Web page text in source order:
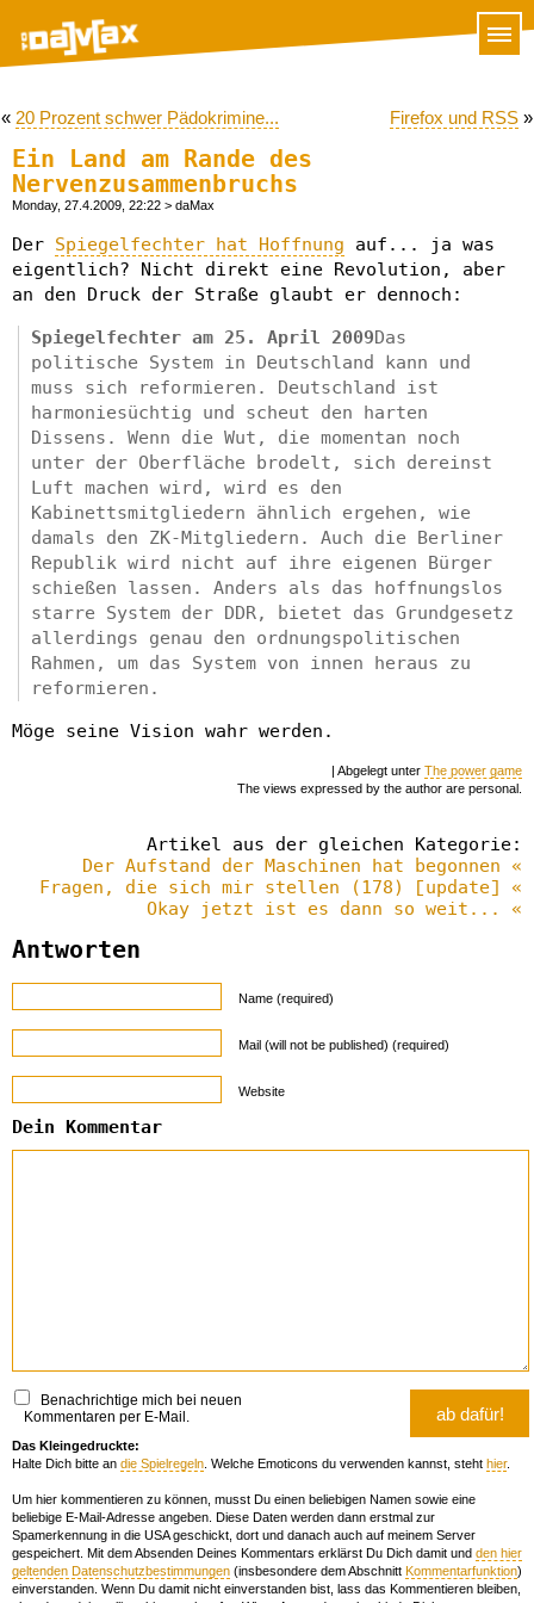
« 20 Prozent schwer Pädokrimine... Firefox und RSS »
Ein Land am Rande des
Nervenzusammenbruchs
Monday, 27.4.2009, 22:22 > daMax
Der Spiegelfechter hat Hoffnung auf... ja was
eigentlich? Nicht direkt eine Revolution, aber
an den Druck der Straße glaubt er dennoch:
Spiegelfechter am 25. April 2009Das
politische System in Deutschland kann und
muss sich reformieren. Deutschland ist
harmoniesüchtig und scheut den harten
Dissens. Wenn die Wut, die momentan noch
unter der Oberfläche brodelt, sich dereinst
Luft machen wird, wird es den
Kabinettsmitgliedern ähnlich ergehen, wie
damals den ZK-Mitgliedern. Auch die Berliner
Republik wird nicht auf ihre eigenen Bürger
schießen lassen. Anders als das hoffnungslos
starre System der DDR, bietet das Grundgesetz
allerdings genau den ordnungspolitischen
Rahmen, um das System von innen heraus zu
reformieren.
Möge seine Vision wahr werden.
| Abgelegt unter The power game
The views expressed by the author are personal.
Artikel aus der gleichen Kategorie:
Der Aufstand der Maschinen hat begonnen «
Fragen, die sich mir stellen (178) [update] «
Okay jetzt ist es dann so weit... «
Antworten
Name (required)
Mail (will not be published) (required)
Website
Dein Kommentar
Benachrichtige mich bei neuen
Kommentaren per E-Mail.
Das Kleingedruckte:
Halte Dich bitte an die Spielregeln . Welche Emoticons du verwenden kannst, steht hier.
Um hier kommentieren zu können, musst Du einen beliebigen Namen sowie eine
beliebige E-Mail-Adresse angeben. Diese Daten werden dann erstmal zur
Spamerkennung in die USA geschickt, dort und danach auch auf meinem Server
gespeichert. Mit dem Absenden Deines Kommentars erklärst Du Dich damit und den hier
geltenden Datenschutzbestimmungen (insbesondere dem Abschnitt Kommentarfunktion)
einverstanden. Wenn Du damit nicht einverstanden bist, lass das Kommentieren bleiben,